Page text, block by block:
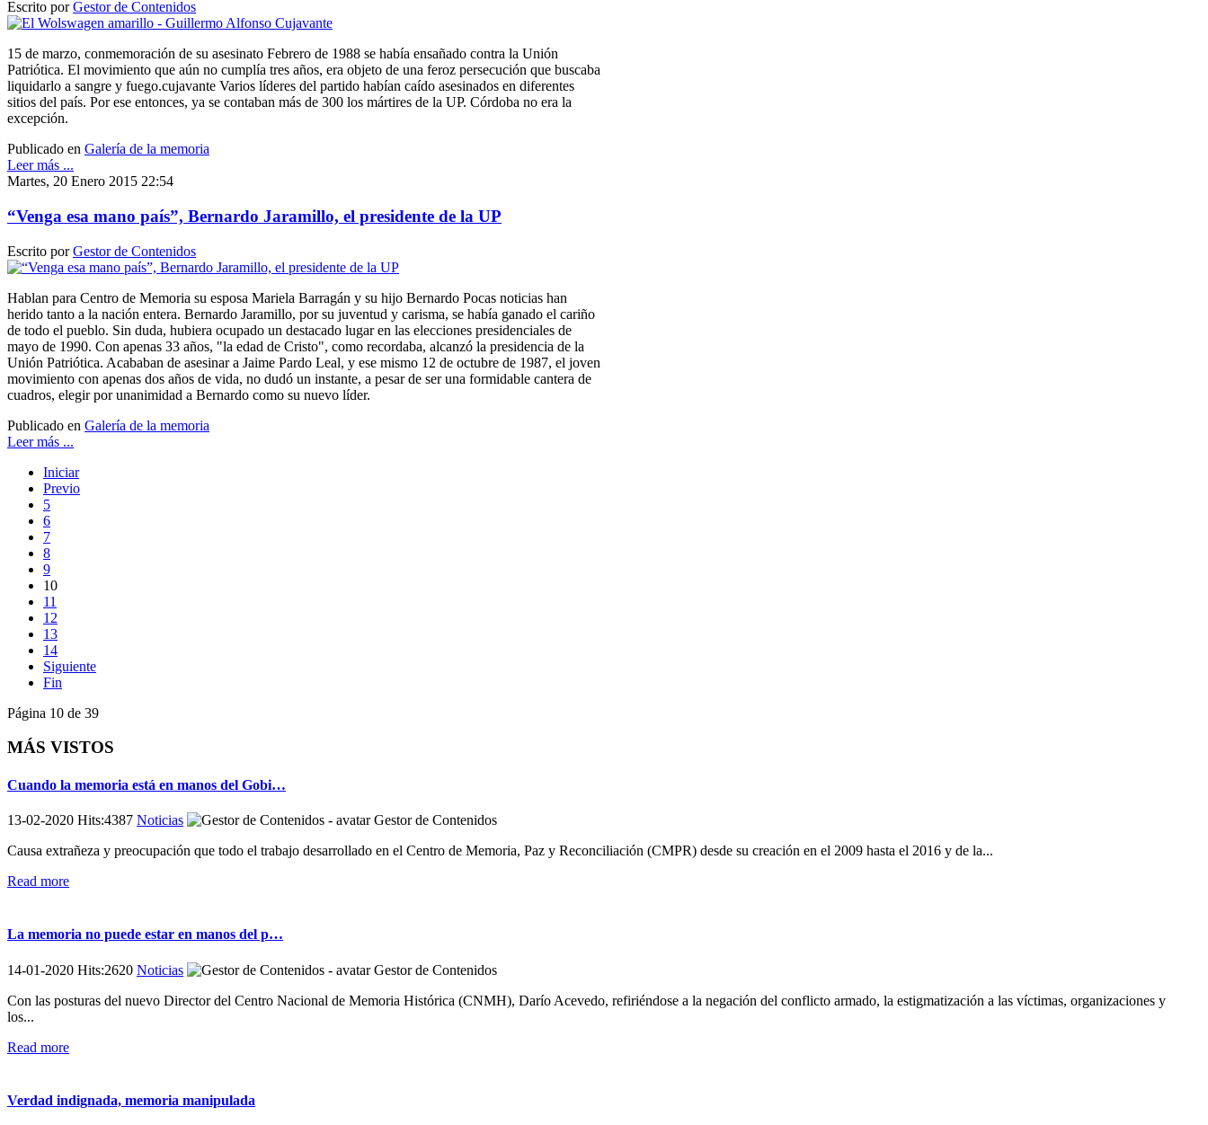
Escrito porGestor de Contenidos
15 de marzo, conmemoración de su asesinato Febrero de 1988 se había ensañado contra la Unión
Patriótica. El movimiento que aún no cumplía tres años, era objeto de una feroz persecución que buscaba
liquidarlo a sangre y fuego.cujavante Varios líderes del partido habían caído asesinados en diferentes
sitios del país. Por ese entonces, ya se contaban más de 300 los mártires de la UP. Córdoba no era la
excepción.
Publicado en Galería de la memoria
Leer más ...
Martes, 20 Enero 2015 22:54
“Venga esa mano país”, Bernardo Jaramillo, el presidente de la UP
Escrito porGestor de Contenidos
Hablan para Centro de Memoria su esposa Mariela Barragán y su hijo Bernardo Pocas noticias han
herido tanto a la nación entera. Bernardo Jaramillo, por su juventud y carisma, se había ganado el cariño
de todo el pueblo. Sin duda, hubiera ocupado un destacado lugar en las elecciones presidenciales de
mayo de 1990. Con apenas 33 años, "la edad de Cristo", como recordaba, alcanzó la presidencia de la
Unión Patriótica. Acababan de asesinar a Jaime Pardo Leal, y ese mismo 12 de octubre de 1987, el joven
movimiento con apenas dos años de vida, no dudó un instante, a pesar de ser una formidable cantera de
cuadros, elegir por unanimidad a Bernardo como su nuevo líder.
Publicado en Galería de la memoria
Leer más ...
Iniciar
Previo
5
6
7
8
9
10
11
12
13
14
Siguiente
Fin
Página 10 de 39
MÁS VISTOS
Cuando la memoria está en manos del Gobi…
13-02-2020 Hits:4387 Noticias
Gestor de Contenidos
Causa extrañeza y preocupación que todo el trabajo desarrollado en el Centro de Memoria, Paz y Reconciliación (CMPR) desde su creación en el 2009 hasta el 2016 y de la...
Read more
La memoria no puede estar en manos del p…
14-01-2020 Hits:2620 Noticias
Gestor de Contenidos
Con las posturas del nuevo Director del Centro Nacional de Memoria Histórica (CNMH), Darío Acevedo, refiriéndose a la negación del conflicto armado, la estigmatización a las víctimas, organizaciones y
los...
Read more
Verdad indignada, memoria manipulada